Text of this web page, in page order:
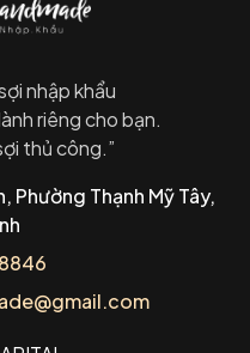
nhập khẩu
riêng cho bạn.
thủ công.”
Phường Thạnh Mỹ Tây,